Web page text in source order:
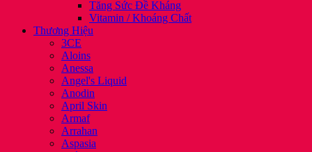
Tăng Sức Đề Kháng
Vitamin / Khoáng Chất
Thương Hiệu
3CE
Aloins
Anessa
Angel's Liquid
Anodin
April Skin
Armaf
Arrahan
Aspasia